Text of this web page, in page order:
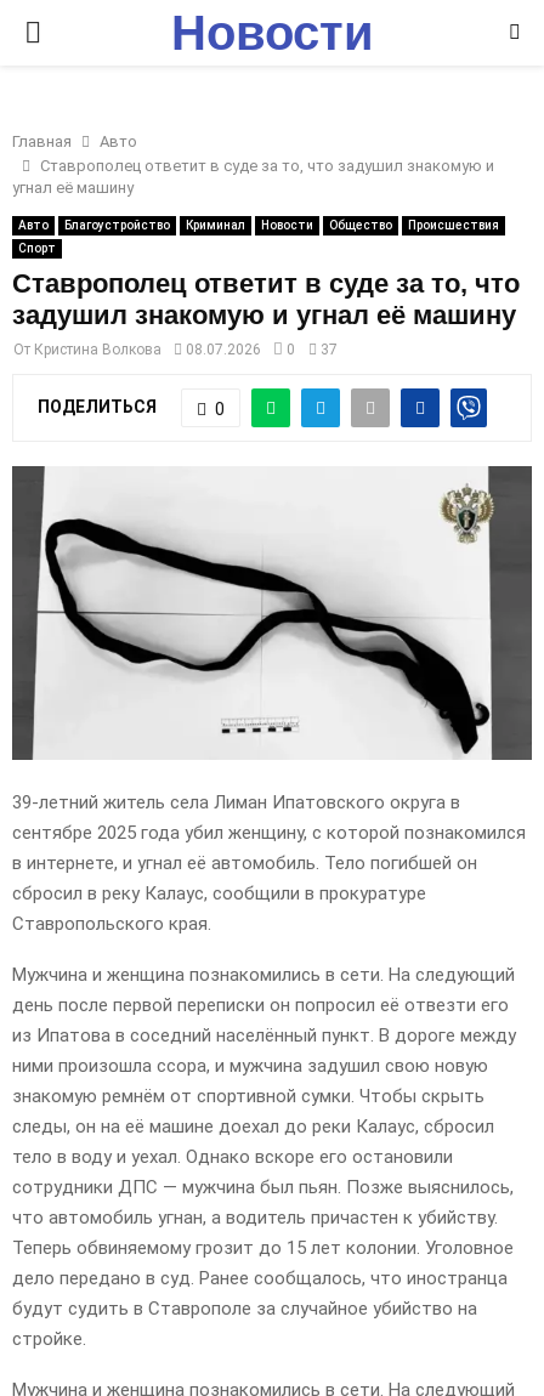
P
I
M
A
R
M
E
N
U
Новости
Главная
Авто
Ставрополец ответит в суде за то, что задушил знакомую и
угнал её машину
Авто Благоустройство Криминал Новости Общество
Происшествия
Спорт
Ставрополец ответит в суде за то, что
задушил знакомую и угнал её машину
От Кристина Волкова 08.07.2026 0 37
ПОДЕЛИТЬСЯ 0
39-летний житель села Лиман Ипатовского округа в
сентябре 2025 года убил женщину, с которой познакомился
в интернете, и угнал её автомобиль. Тело погибшей он
сбросил в реку Калаус, сообщили в прокуратуре
Ставропольского края.
Мужчина и женщина познакомились в сети. На следующий
день после первой переписки он попросил её отвезти его
из Ипатова в соседний населённый пункт. В дороге между
ними произошла ссора, и мужчина задушил свою новую
знакомую ремнём от спортивной сумки. Чтобы скрыть
следы, он на её машине доехал до реки Калаус, сбросил
тело в воду и уехал. Однако вскоре его остановили
сотрудники ДПС — мужчина был пьян. Позже выяснилось,
что автомобиль угнан, а водитель причастен к убийству.
Теперь обвиняемому грозит до 15 лет колонии. Уголовное
дело передано в суд. Ранее сообщалось, что иностранца
будут судить в Ставрополе за случайное убийство на
стройке.
Мужчина и женщина познакомились в сети. На следующий